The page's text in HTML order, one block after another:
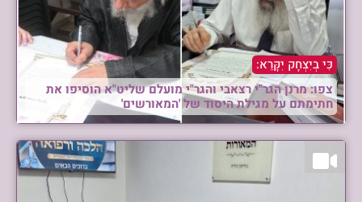
כִּי בְיִצְחָק יִקָּרֵא:
צפו: מרנן הגר"י רצאבי והגר"י מועלם שליט"א הוסיפו את
חתימתם על מגילת היסוד של 'המאורשים'